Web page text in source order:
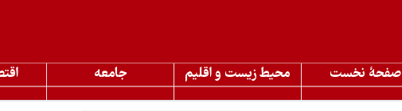
صفحۀ نخست محیط زیست و اقلیم جامعه